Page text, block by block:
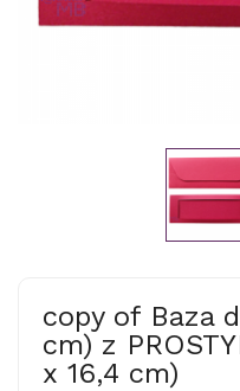
copy of Baza
cm) z
x 16,4 cm)